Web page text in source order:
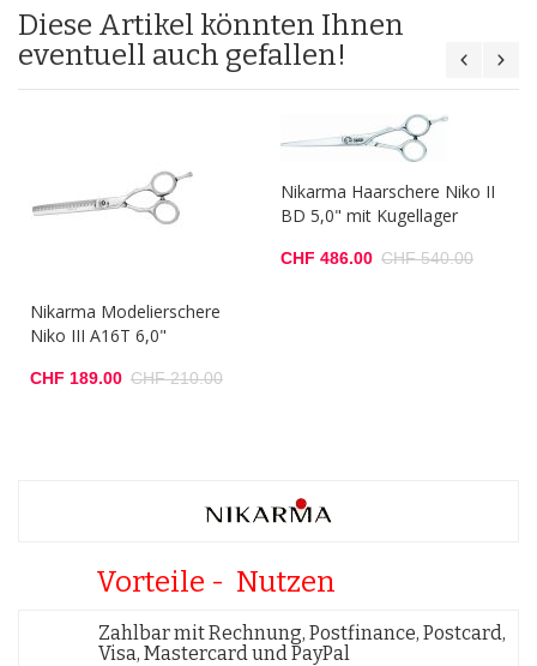
Vorteile - Nutzen
Zahlbar mit Rechnung, Postfinance, Postcard,
Visa, Mastercard und PayPal
Diese Artikel könnten Ihnen
eventuell auch gefallen!
Nikarma Modelierschere
Niko III A16T 6,0"
CHF 189.00 CHF 210.00
Nikarma Haarschere Niko II
BD 5,0" mit Kugellager
CHF 486.00 CHF 540.00